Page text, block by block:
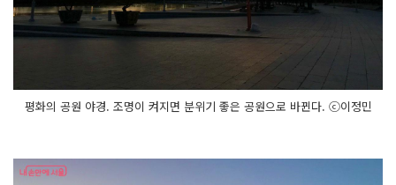
평화의 공원 야경. 조명이 켜지면 분위기 좋은 공원으로 바뀐다. ⓒ이정민